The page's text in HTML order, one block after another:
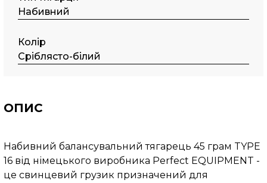
Набивний
Колір
Сріблясто-білий
ОПИС
Набивний балансувальний тягарець 45 грам TYPE
16 від німецького виробника Perfect EQUIPMENT -
це свинцевий грузик призначений для